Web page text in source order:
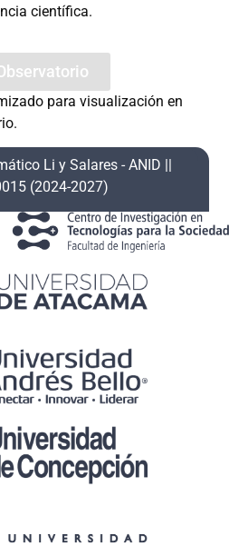
científica.
para visualización en
Li y Salares ​- ANID​ ||
(2024-2027)